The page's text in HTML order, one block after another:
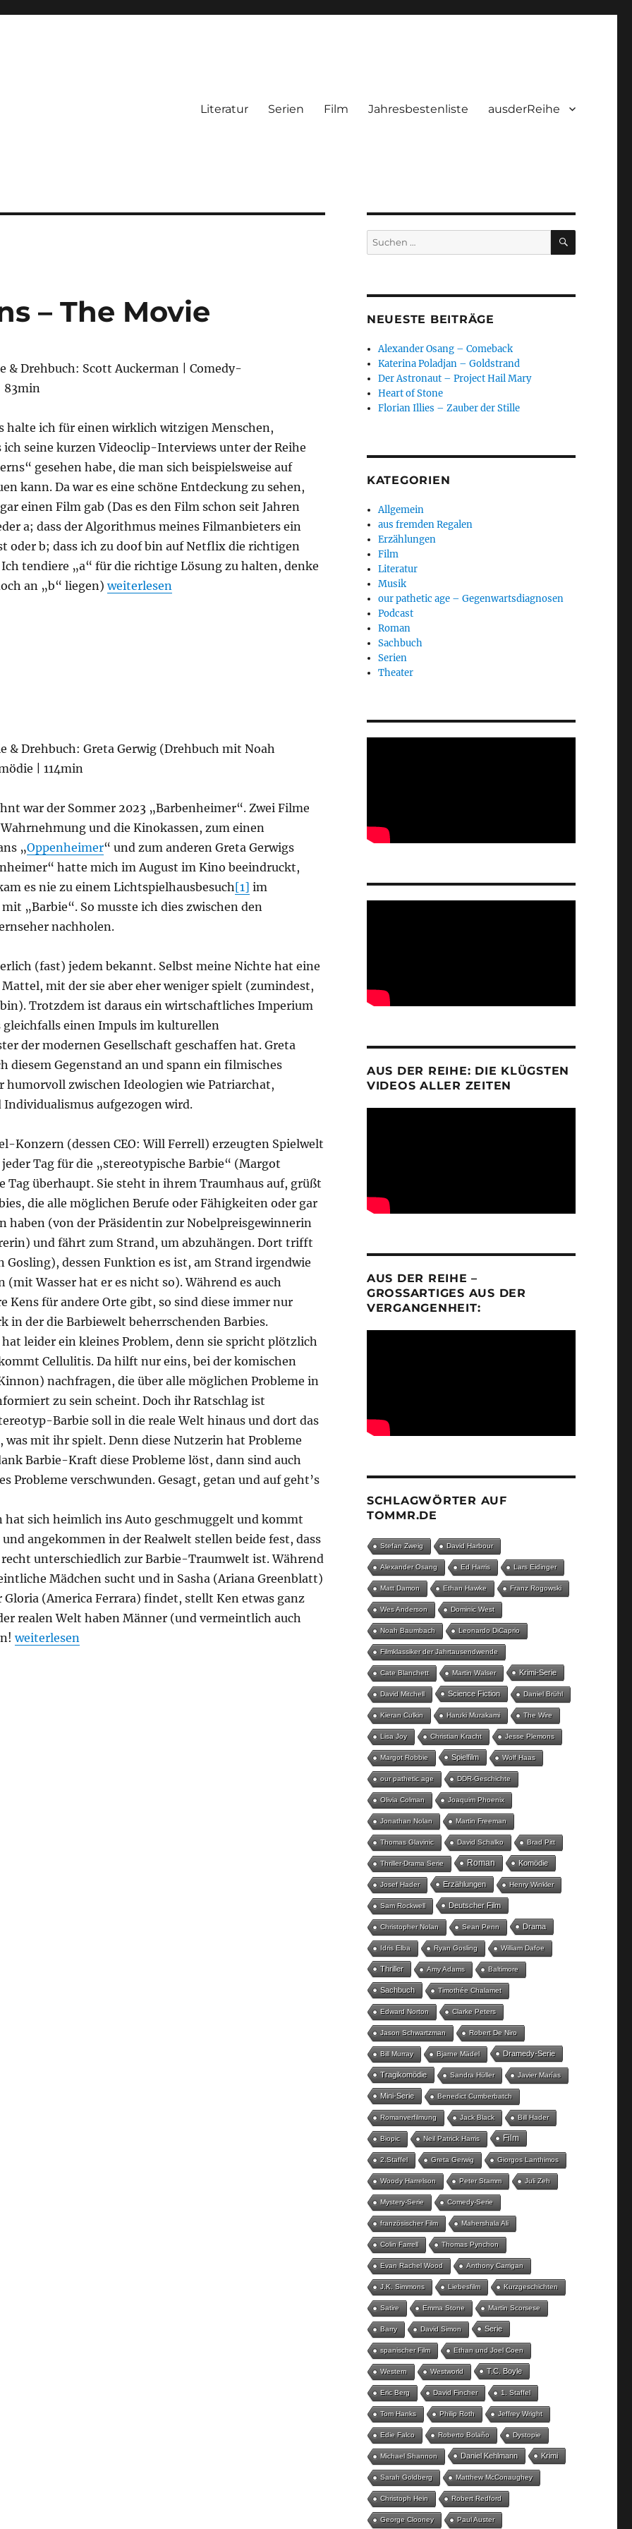
Literatur Serien Film Jahresbestenliste ausderReihe
– The Movie
& Drehbuch: Scott Auckerman | Comedy-
83min
halte ich für einen wirklich witzigen Menschen,
ich seine kurzen Videoclip-Interviews unter der Reihe
gesehen habe, die man sich beispielsweise auf
kann. Da war es eine schöne Entdeckung zu sehen,
einen Film gab (Das es den Film schon seit Jahren
a; dass der Algorithmus meines Filmanbieters ein
oder b; dass ich zu doof bin auf Netflix die richtigen
tendiere „a“ für die richtige Lösung zu halten, denke
an „b“ liegen)„Between Two Ferns – The Movie“
weiterlesen
& Drehbuch: Greta Gerwig (Drehbuch mit Noah
| 114min
war der Sommer 2023 „Barbenheimer“. Zwei Filme
und die Kinokassen, zum einen
„Oppenheimer“ und zum anderen Greta Gerwigs
hatte mich im August im Kino beeindruckt,
es nie zu einem Lichtspielhausbesuch[1] im
„Barbie“. So musste ich dies zwischen den
nachholen.
(fast) jedem bekannt. Selbst meine Nichte hat eine
Mattel, mit der sie aber eher weniger spielt (zumindest,
Trotzdem ist daraus ein wirtschaftliches Imperium
gleichfalls einen Impuls im kulturellen
der modernen Gesellschaft geschaffen hat. Greta
diesem Gegenstand an und spann ein filmisches
humorvoll zwischen Ideologien wie Patriarchat,
Individualismus aufgezogen wird.
Konzern (dessen CEO: Will Ferrell) erzeugten Spielwelt
Tag für die „stereotypische Barbie“ (Margot
Tag überhaupt. Sie steht in ihrem Traumhaus auf, grüßt
die alle möglichen Berufe oder Fähigkeiten oder gar
haben (von der Präsidentin zur Nobelpreisgewinnerin
und fährt zum Strand, um abzuhängen. Dort trifft
Gosling), dessen Funktion es ist, am Strand irgendwie
(mit Wasser hat er es nicht so). Während es auch
Kens für andere Orte gibt, so sind diese immer nur
in der die Barbiewelt beherrschenden Barbies.
leider ein kleines Problem, denn sie spricht plötzlich
Cellulitis. Da hilft nur eins, bei der komischen
nachfragen, die über alle möglichen Probleme in
zu sein scheint. Doch ihr Ratschlag ist
Barbie soll in die reale Welt hinaus und dort das
was mit ihr spielt. Denn diese Nutzerin hat Probleme
Barbie-Kraft diese Probleme löst, dann sind auch
Probleme verschwunden. Gesagt, getan und auf geht’s
hat sich heimlich ins Auto geschmuggelt und kommt
angekommen in der Realwelt stellen beide fest, dass
recht unterschiedlich zur Barbie-Traumwelt ist. Während
Mädchen sucht und in Sasha (Ariana Greenblatt)
(America Ferrara) findet, stellt Ken etwas ganz
realen Welt haben Männer (und vermeintlich auch
„Barbie“
weiterlesen
Suchen
nach:
SUCHEN
NEUESTE BEITRÄGE
Alexander Osang – Comeback
Katerina Poladjan – Goldstrand
Der Astronaut – Project Hail Mary
Heart of Stone
Florian Illies – Zauber der Stille
KATEGORIEN
Allgemein
aus fremden Regalen
Erzählungen
Film
Literatur
Musik
our pathetic age – Gegenwartsdiagnosen
Podcast
Roman
Sachbuch
Serien
Theater
AUS DER REIHE: DIE KLÜGSTEN
VIDEOS ALLER ZEITEN
AUS DER REIHE –
GROSSARTIGES AUS DER V
ERGANGENHEIT:
SCHLAGWÖRTER AUF
TOMMR.DE
Stefan Zweig David Harbour
Alexander Osang Ed Harris Lars Eidinger
Matt Damon Ethan Hawke Franz Rogowski
Wes Anderson Dominic West
Noah Baumbach Leonardo DiCaprio
Filmklassiker der Jahrtausendwende
Cate Blanchett Martin Walser Krimi-Serie
David Mitchell Science Fiction Daniel Brühl
Kieran Culkin Haruki Murakami The Wire
Lisa Joy Christian Kracht Jesse Plemons
Margot Robbie Spielfilm Wolf Haas
our pathetic age DDR-Geschichte
Olivia Colman Joaquim Phoenix
Jonathan Nolan Martin Freeman
Thomas Glavinic David Schalko Brad Pitt
Thriller-Drama Serie Roman Komödie
Josef Hader Erzählungen Henry Winkler
Sam Rockwell Deutscher Film
Christopher Nolan Sean Penn Drama
Idris Elba Ryan Gosling William Dafoe
Thriller Amy Adams Baltimore
Sachbuch Timothée Chalamet
Edward Norton Clarke Peters
Jason Schwartzman Robert De Niro
Bill Murray Bjarne Mädel Dramedy-Serie
Tragikomödie Sandra Hüller Javier Marías
Mini-Serie Benedict Cumberbatch
Romanverfilmung Jack Black Bill Hader
Biopic Neil Patrick Harris Film
2.Staffel Greta Gerwig Giorgos Lanthimos
Woody Harrelson Peter Stamm Juli Zeh
Mystery-Serie Comedy-Serie
französischer Film Mahershala Ali
Colin Farrell Thomas Pynchon
Evan Rachel Wood Anthony Carrigan
J.K. Simmons Liebesfilm Kurzgeschichten
Satire Emma Stone Martin Scorsese
Barry David Simon Serie
spanischer Film Ethan und Joel Coen
Western Westworld T.C. Boyle
Eric Berg David Fincher 1. Staffel
Tom Hanks Philip Roth Jeffrey Wright
Edie Falco Roberto Bolaño Dystopie
Michael Shannon Daniel Kehlmann Krimi
Sarah Goldberg Matthew McConaughey
Christoph Hein Robert Redford
George Clooney Paul Auster